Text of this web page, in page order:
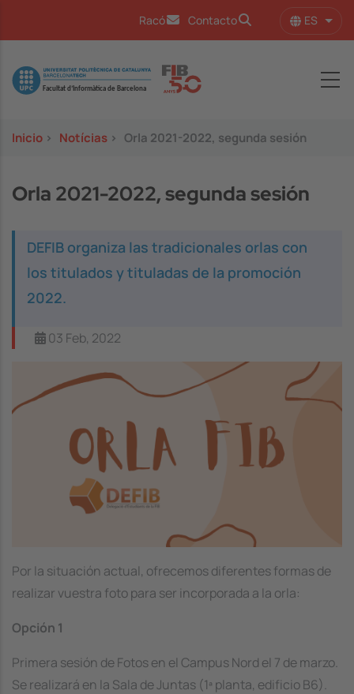
Racó Contacto ES
Image
Inicio > Notícias > Orla 2021-2022, segunda sesión
Orla 2021-2022, segunda sesión
DEFIB organiza las tradicionales orlas con
los titulados y tituladas de la promoción
2022.
03 Feb, 2022
Por la situación actual, ofrecemos diferentes formas de
realizar vuestra foto para ser incorporada a la orla:
Opción 1
Primera sesión de Fotos en el Campus Nord el 7 de marzo.
Se realizará en la Sala de Juntas (1ª planta, edificio B6).